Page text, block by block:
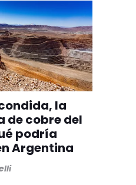
la
de cobre del
podría
Argentina